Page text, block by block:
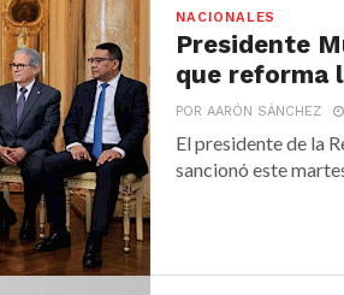
NACIONALES
Presidente
que reforma
POR AARÓN SÁNCHEZ
El presidente de la
sancionó este